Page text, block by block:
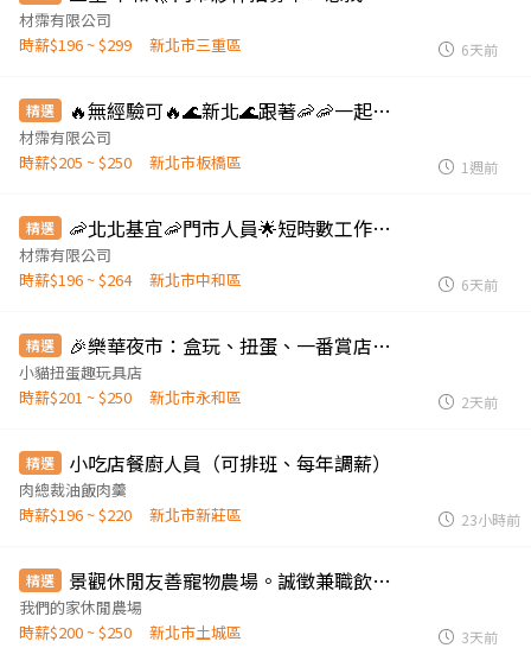
材霈有限公司
時薪$196 ~ $299
新北市三重區 6天前
精選 🔥無經驗可🔥🌊新北🌊跟著🦐🦐一起湧入寬闊的海洋🌊
材霈有限公司
時薪$205 ~ $250
新北市板橋區 1週前
精選 🦐北北基宜🦐門市人員🌟短時數工作🌟零經驗也能快速上手
材霈有限公司
時薪$196 ~ $264
新北市中和區 6天前
精選 🎉樂華夜市：盒玩、扭蛋、一番賞店歡樂員工
小貓扭蛋趣玩具店
時薪$201 ~ $250
新北市永和區 2天前
精選 小吃店餐廚人員（可排班、每年調薪）
肉總裁油飯肉羹
時薪$196 ~ $220
新北市新莊區 23小時前
精選 景觀休閒友善寵物農場。誠徵兼職飲料吧檯
我們的家休閒農場
時薪$200 ~ $250
新北市土城區 3天前